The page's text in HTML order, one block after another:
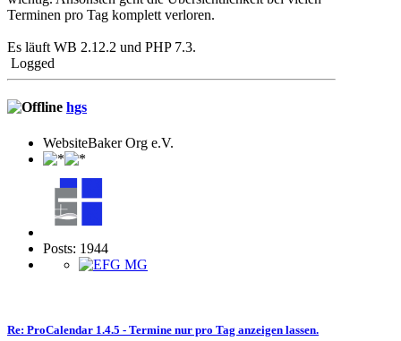
Terminen pro Tag komplett verloren.
Es läuft WB 2.12.2 und PHP 7.3.
Logged
hgs
WebsiteBaker Org e.V.
Posts: 1944
Re: ProCalendar 1.4.5 - Termine nur pro Tag anzeigen lassen.